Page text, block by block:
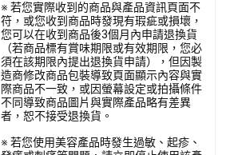
※ 若您實際收到的商品與產品資訊頁面不
符，或您收到商品時發現有瑕疵或損壞，
您可以在收到商品後3個月內申請退換貨
（若商品標有賞味期限或有效期限，您必
須在該期限內提出退換貨申請），但因製
造商修改商品包裝導致頁面顯示內容與實
際商品不一致，或因螢幕設定或拍攝條件
不同導致商品圖片與實際產品略有差異
者，恕不接受退換貨。
※ 若您使用美容產品時發生過敏、起疹、